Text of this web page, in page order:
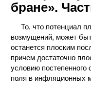
ФАКТОРЫ
ПРАКТИЧЕСКОЙ
ХИМИИ
бране».
То, что потенциал
возмущений, может
останется плоским
причем достаточно
условию постепенного
поля в инфляционных